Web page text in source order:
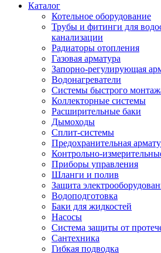
Каталог
Котельное оборудование
Трубы и фитинги для
канализации
Радиаторы отопления
Газовая арматура
Запорно-регулирующая
Водонагреватели
Системы быстрого
Коллекторные системы
Расширительные баки
Дымоходы
Сплит-системы
Предохранительная
Контрольно-
Приборы управления
Шланги и полив
Защита
Водоподготовка
Баки для жидкостей
Насосы
Система защиты от
Сантехника
Гибкая подводка